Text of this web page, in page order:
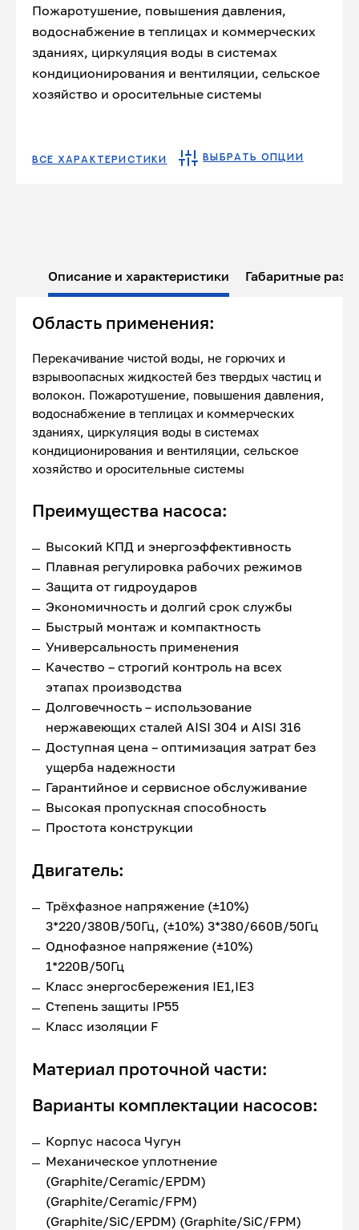
Пожаротушение, повышения давления,
водоснабжение в теплицах и коммерческих
зданиях, циркуляция воды в системах
кондиционирования и вентиляции, сельское
хозяйство и оросительные системы
ВСЕ ХАРАКТЕРИСТИКИ ВЫБРАТЬ ОПЦИИ
Описание и характеристики Габаритные
Область применения:
Перекачивание чистой воды, не горючих и
взрывоопасных жидкостей без твердых частиц и
волокон. Пожаротушение, повышения давления,
водоснабжение в теплицах и коммерческих
зданиях, циркуляция воды в системах
кондиционирования и вентиляции, сельское
хозяйство и оросительные системы
Преимущества насоса:
Высокий КПД и энергоэффективность
Плавная регулировка рабочих режимов
Защита от гидроударов
Экономичность и долгий срок службы
Быстрый монтаж и компактность
Универсальность применения
Качество – строгий контроль на всех
этапах производства
Долговечность – использование
нержавеющих сталей AISI 304 и AISI 316
Доступная цена – оптимизация затрат без
ущерба надежности
Гарантийное и сервисное обслуживание
Высокая пропускная способность
Простота конструкции
Двигатель:
Трёхфазное напряжение (±10%)
3*220/380В/50Гц, (±10%) 3*380/660В/50Гц
Однофазное напряжение (±10%)
1*220В/50Гц
Класс энергосбережения IE1,IE3
Степень защиты IP55
Класс изоляции F
Материал проточной части:
Варианты комплектации насосов:
Корпус насоса Чугун
Механическое уплотнение
(Graphite/Ceramic/EPDM)
(Graphite/Ceramic/FPM)
(Graphite/SiC/EPDM) (Graphite/SiC/FPM)